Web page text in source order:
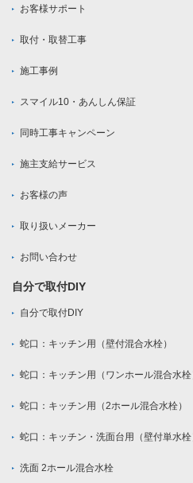
お客様サポート
取付・取替工事
施工事例
スマイル10・あんしん保証
同時工事キャンペーン
施主支給サービス
お客様の声
取り扱いメーカー
お問い合わせ
自分で取付DIY
自分で取付DIY
蛇口：キッチン用（壁付混合水栓）
蛇口：キッチン用（ワンホール混合水栓
蛇口：キッチン用（2ホール混合水栓）
蛇口：キッチン・洗面台用（壁付単水栓
洗面 2ホール混合水栓